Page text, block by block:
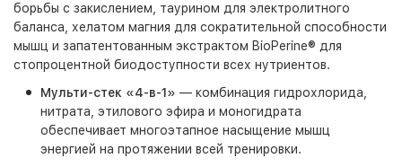
борьбы с закислением, таурином для электролитного
баланса, хелатом магния для сократительной способности
мышц и запатентованным экстрактом BioPerine® для
стопроцентной биодоступности всех нутриентов.
Мульти-стек «4-в-1» — комбинация гидрохлорида,
нитрата, этилового эфира и моногидрата
обеспечивает многоэтапное насыщение мышц
энергией на протяжении всей тренировки.